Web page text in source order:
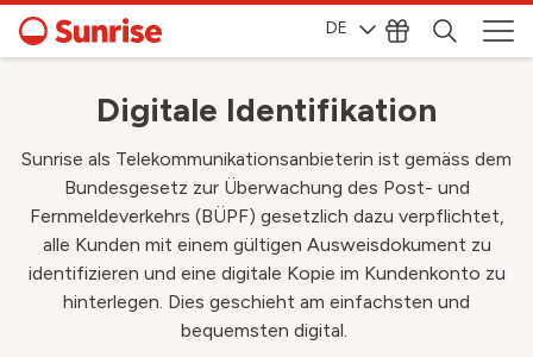
DE
Digitale Identifikation
Sunrise als Telekommunikationsanbieterin ist gemäss dem
Bundesgesetz zur Überwachung des Post- und
Fernmeldeverkehrs (BÜPF) gesetzlich dazu verpflichtet,
alle Kunden mit einem gültigen Ausweisdokument zu
identifizieren und eine digitale Kopie im Kundenkonto zu
hinterlegen. Dies geschieht am einfachsten und
bequemsten digital.